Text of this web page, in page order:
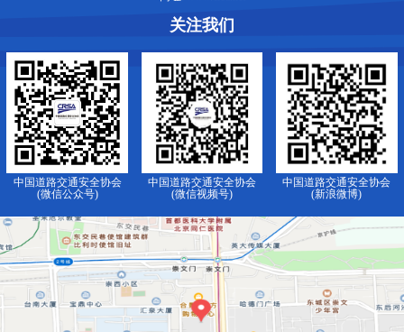
关注我们
中国道路交通安全协会
(微信公众号)
中国道路交通安全协会
(微信视频号)
中国道路交通安全协会
(新浪微博)